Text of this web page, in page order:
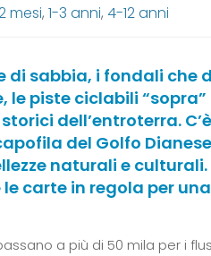
mesi, 1-3 anni, 4-12 anni
di sabbia, i fondali che
le piste ciclabili
dell’entroterra.
del Golfo
naturali e
carte in regola per
a più di 50 mila per i